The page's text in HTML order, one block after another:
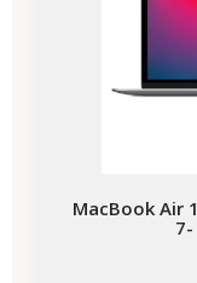
MacBook Air
7-